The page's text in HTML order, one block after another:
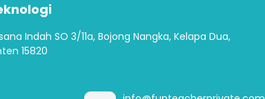
Indah SO 3/11a, Bojong Nangka, Kelapa Dua,
15820